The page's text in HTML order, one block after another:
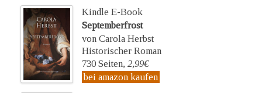
Kindle E-Book
Septemberfrost
von Carola Herbst
Historischer Roman
730 Seiten, 2,99€
bei amazon kaufen